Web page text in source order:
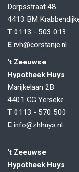
Dorpsstraat 48
4413 BM
T 0113 - 503 013
E rvh@corstanje.nl
't Zeeuwse
Hypotheek Huys
Marijkelaan 2B
4401 GG Yerseke
T 0113 - 570 500
E info@zhhuys.nl
't Zeeuwse
Hypotheek Huys